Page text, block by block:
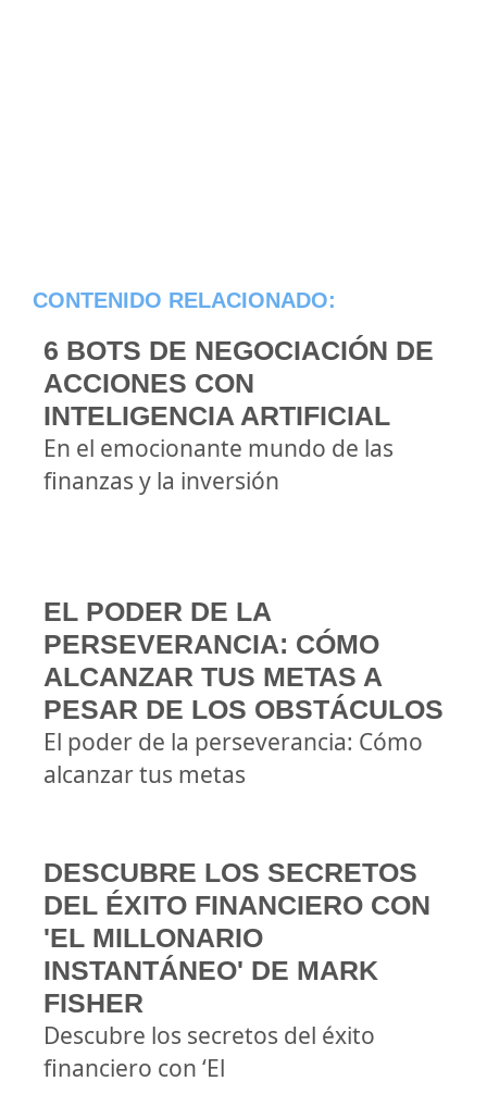
CONTENIDO RELACIONADO:
6 BOTS DE NEGOCIACIÓN DE
ACCIONES CON
INTELIGENCIA ARTIFICIAL
En el emocionante mundo de las
finanzas y la inversión
EL PODER DE LA
PERSEVERANCIA: CÓMO
ALCANZAR TUS METAS A
PESAR DE LOS OBSTÁCULOS
El poder de la perseverancia: Cómo
alcanzar tus metas
DESCUBRE LOS SECRETOS
DEL ÉXITO FINANCIERO CON
'EL MILLONARIO
INSTANTÁNEO' DE MARK
FISHER
Descubre los secretos del éxito
financiero con ‘El